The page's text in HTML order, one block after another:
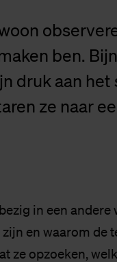
ben.
druk aan het
ze naar
in een andere
en waarom de
ze opzoeken,